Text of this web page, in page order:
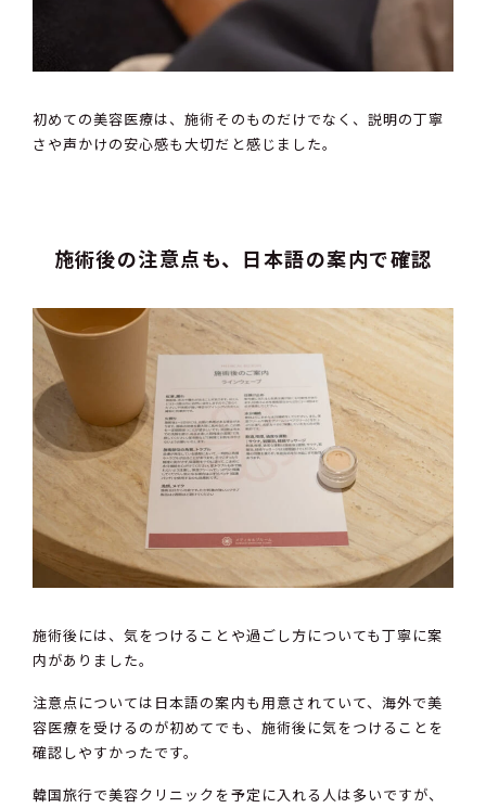
初めての美容医療は、施術そのものだけでなく、説明の丁寧
さや声かけの安心感も大切だと感じました。
施術後の注意点も、日本語の案内で確認
施術後には、気をつけることや過ごし方についても丁寧に案
内がありました。
注意点については日本語の案内も用意されていて、海外で美
容医療を受けるのが初めてでも、施術後に気をつけることを
確認しやすかったです。
韓国旅行で美容クリニックを予定に入れる人は多いですが、